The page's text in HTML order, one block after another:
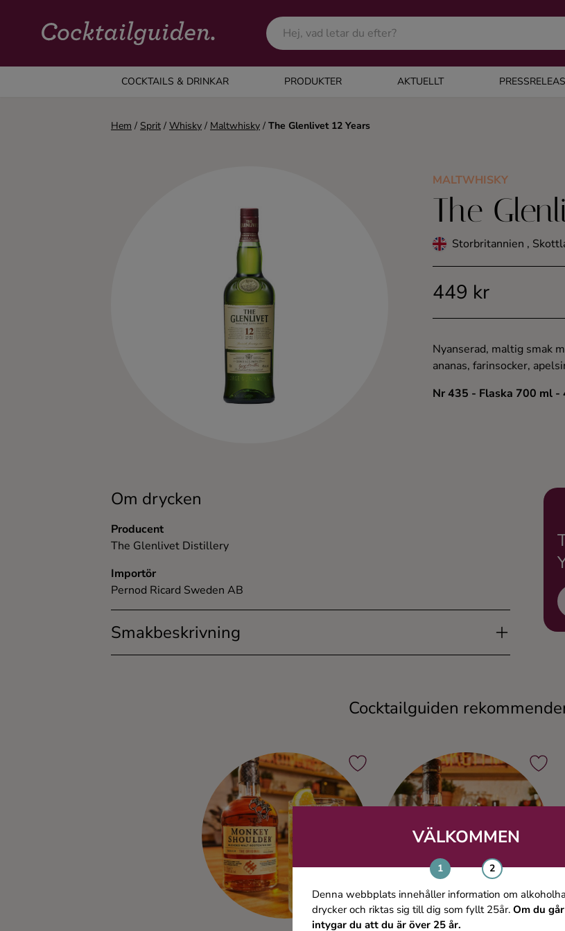
COCKTAILS & DRINKAR PRODUKTER AKTUELLT
COCKTAILS & DRINKAR
Alla cocktails & drinkar
VÄLKOMMEN
Denna webbplats innehåller information om
drycker och riktas sig till dig som fyllt 25år. Om du
intygar du att du är över 25 år.
Hem / Sprit / Whisky / Maltwhisky / The Glenlivet 12 Years
MALTWHISKY
The
Storbritannien ,
449 kr
Nyanserad, maltig smak
ananas, farinsocker,
Nr 435 - Flaska 700 ml -
Om drycken
Producent
The Glenlivet Distillery
Importör
Pernod Ricard Sweden AB
Smakbeskrivning
Cocktailguiden